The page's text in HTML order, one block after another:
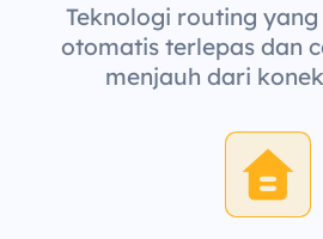
Teknologi routing
otomatis terlepas dan
menjauh dari